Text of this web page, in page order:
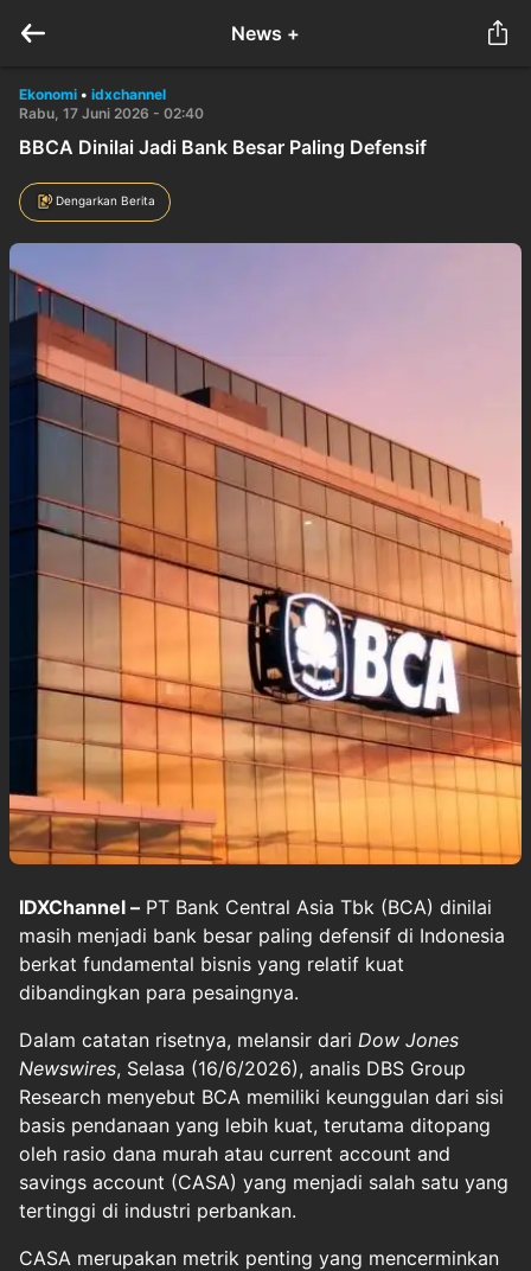
News +
Ekonomi • idxchannel
Rabu, 17 Juni 2026 - 02:40
BBCA Dinilai Jadi Bank Besar Paling Defensif
Dengarkan Berita
IDXChannel – PT Bank Central Asia Tbk (BCA) dinilai
masih menjadi bank besar paling defensif di Indonesia
berkat fundamental bisnis yang relatif kuat
dibandingkan para pesaingnya.
Dalam catatan risetnya, melansir dari Dow Jones
Newswires, Selasa (16/6/2026), analis DBS Group
Research menyebut BCA memiliki keunggulan dari sisi
basis pendanaan yang lebih kuat, terutama ditopang
oleh rasio dana murah atau current account and
savings account (CASA) yang menjadi salah satu yang
tertinggi di industri perbankan.
CASA merupakan metrik penting yang mencerminkan